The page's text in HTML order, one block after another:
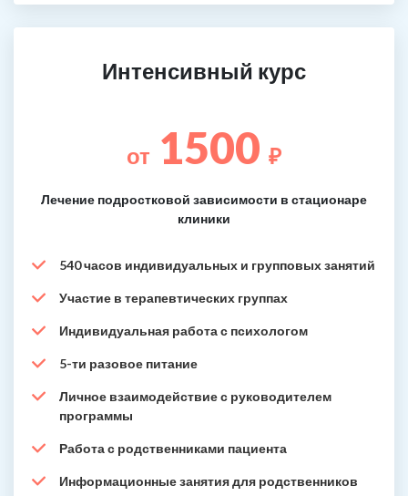
Интенсивный курс
от 1500 ₽
Лечение подростковой зависимости в стационаре
клиники
540 часов индивидуальных и групповых занятий
Участие в терапевтических группах
Индивидуальная работа с психологом
5-ти разовое питание
Личное взаимодействие с руководителем
программы
Работа с родственниками пациента
Информационные занятия для родственников